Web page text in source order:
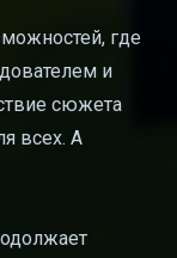
где
и
сюжета
всех. А